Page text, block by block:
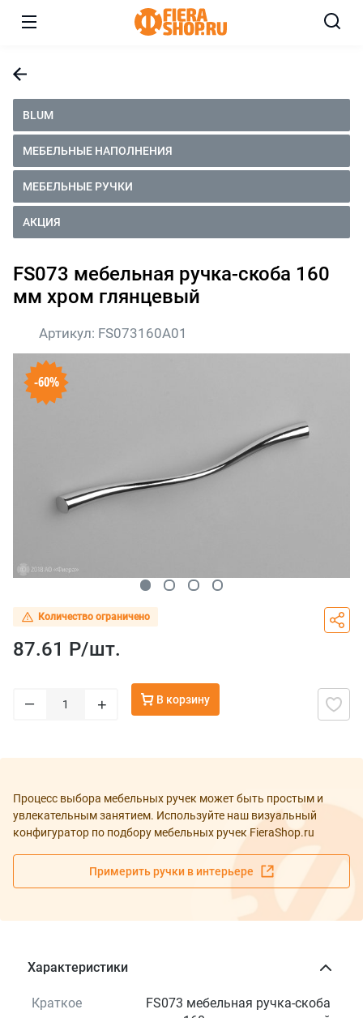
BLUM
МЕБЕЛЬНЫЕ НАПОЛНЕНИЯ
МЕБЕЛЬНЫЕ РУЧКИ
АКЦИЯ
FS073 мебельная ручка-скоба 160
мм хром глянцевый
Артикул: FS073160A01
-60%
Количество ограничено
87.61 Р/шт.
– + В корзину
Процесс выбора мебельных ручек может быть простым и
увлекательным занятием. Используйте наш визуальный
конфигуратор по подбору мебельных ручек FieraShop.ru
Примерить ручки в интерьере
Характеристики
Краткое
FS073 мебельная ручка-скоба